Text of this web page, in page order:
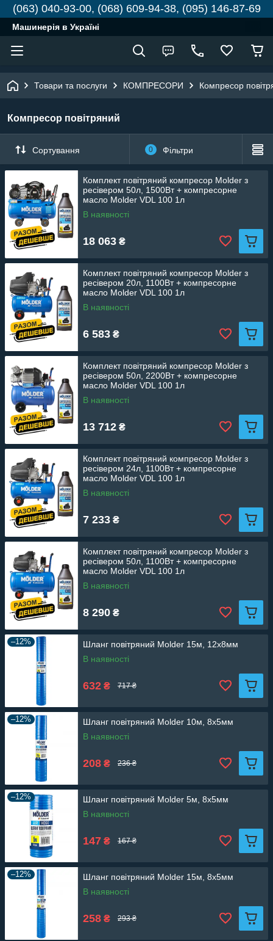
(063) 040-93-00, (068) 609-94-38, (095) 146-87-69
Машинерія в Україні
Товари та послуги КОМПРЕСОРИ Компресор
Компресор повітряний
Сортування 0 Фільтри
Комплект повітряний компресор Molder з
ресівером 50л, 1500Вт + компресорне
масло Molder VDL 100 1л
В наявності
18 063 ₴
Комплект повітряний компресор Molder з
ресівером 20л, 1100Вт + компресорне
масло Molder VDL 100 1л
В наявності
6 583 ₴
Комплект повітряний компресор Molder з
ресівером 50л, 2200Вт + компресорне
масло Molder VDL 100 1л
В наявності
13 712 ₴
Комплект повітряний компресор Molder з
ресівером 24л, 1100Вт + компресорне
масло Molder VDL 100 1л
В наявності
7 233 ₴
Комплект повітряний компресор Molder з
ресівером 50л, 1100Вт + компресорне
масло Molder VDL 100 1л
В наявності
8 290 ₴
–12%
Шланг повітряний Molder 15м, 12х8мм
В наявності
632 ₴ 717 ₴
–12%
Шланг повітряний Molder 10м, 8х5мм
В наявності
208 ₴ 236 ₴
–12%
Шланг повітряний Molder 5м, 8х5мм
В наявності
147 ₴ 167 ₴
–12%
Шланг повітряний Molder 15м, 8х5мм
В наявності
258 ₴ 293 ₴